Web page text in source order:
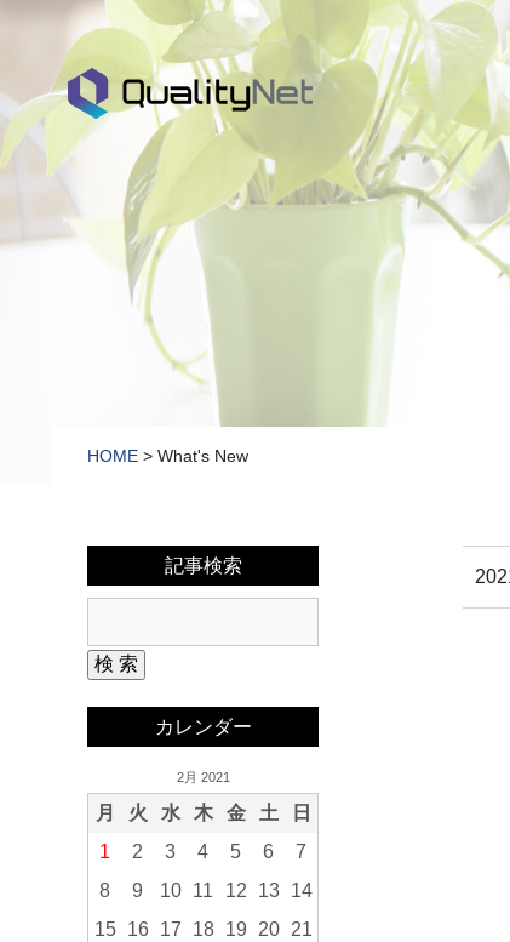
QualityNet
HOME > What's New
記事検索
カレンダー
2月 2021
月 火 水 木 金 土 日
1 2 3 4 5 6
7
8
9 10 11 12 13
14
15
16 17 18 19 20
21